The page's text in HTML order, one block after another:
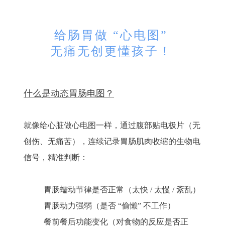
给肠胃做 “心电图”
无痛无创更懂孩子！
什么是动态胃肠电图？
就像给心脏做心电图一样，通过腹部贴电极片（无
创伤、无痛苦），连续记录胃肠肌肉收缩的生物电
信号，精准判断：
胃肠蠕动节律是否正常（太快 / 太慢 / 紊乱）
胃肠动力强弱（是否 “偷懒” 不工作）
餐前餐后功能变化（对食物的反应是否正